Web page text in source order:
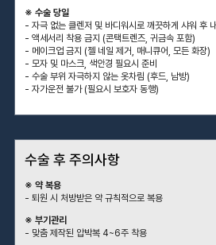
※ 수술 당일
- 자극 없는 클렌저 및 바디워시로 깨끗하게 샤워 후
- 액세서리 착용 금지 (콘택트렌즈, 귀금속 포함)
- 메이크업 금지 (젤 네일 제거, 매니큐어, 모든 화장)
- 모자 및 마스크, 색안경 필요시 준비
- 수술 부위 자극하지 않는 옷차림 (후드, 남방)
- 자가운전 불가 (필요시 보호자 동행)
수술 후 주의사항
※ 약 복용
- 퇴원 시 처방받은 약 규칙적으로 복용
※ 부기관리
- 맞춤 제작된 압박복 4~6주 착용